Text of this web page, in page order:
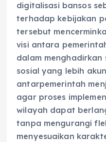
digitalisasi bansos
terhadap kebijakan
tersebut
visi antara
dalam menghadirkan
sosial yang lebih
antarpemerintah
agar proses
wilayah dapat
tanpa mengurangi
menyesuaikan